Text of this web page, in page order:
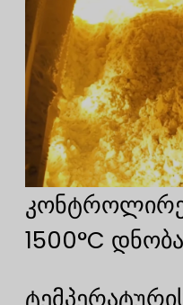
1500°C დნობა